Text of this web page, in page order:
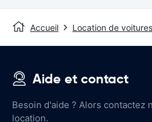
Accueil Location de
Aide et contact
Besoin d'aide ? Alors contactez
location.